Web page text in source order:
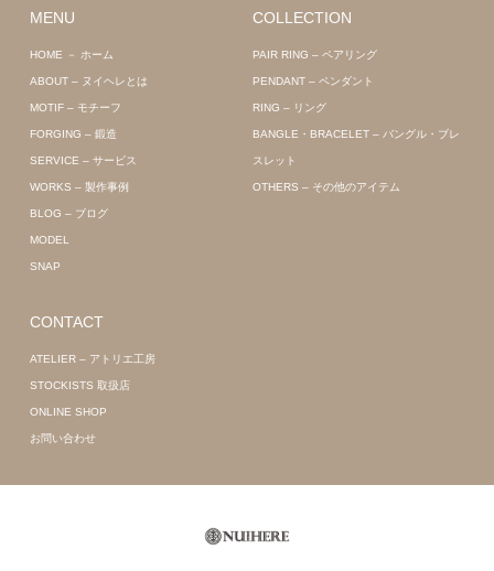
MENU
HOME － ホーム
ABOUT – ヌイヘレとは
MOTIF – モチーフ
FORGING – 鍛造
SERVICE – サービス
WORKS – 製作事例
BLOG – ブログ
MODEL
SNAP
COLLECTION
PAIR RING – ペアリング
PENDANT – ペンダント
RING – リング
BANGLE・BRACELET – バングル・ブレ
スレット
OTHERS – その他のアイテム
CONTACT
ATELIER – アトリエ工房
STOCKISTS 取扱店
ONLINE SHOP
お問い合わせ